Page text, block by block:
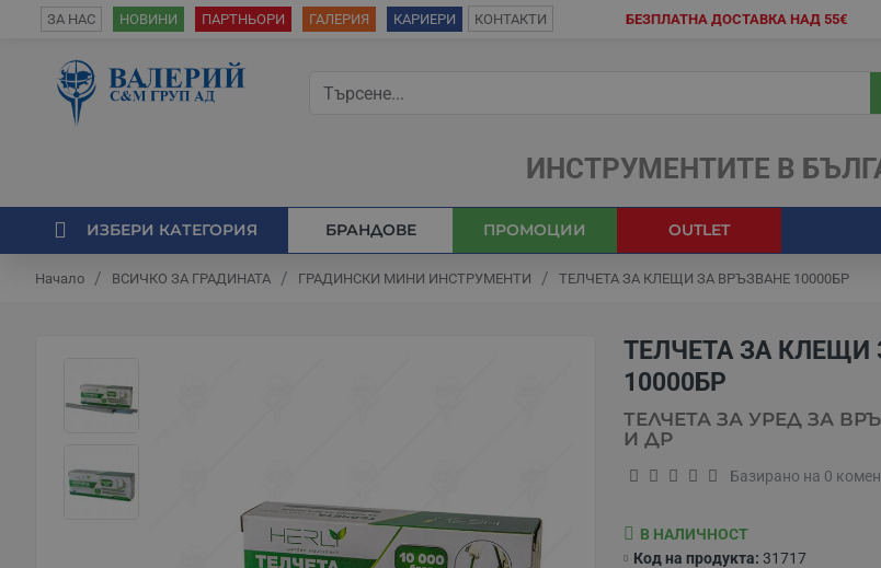
ЗА НАС НОВИНИ ПАРТНЬОРИ ГАЛЕРИЯ КАРИЕРИ КОНТАКТИ БЕЗПЛАТНА ДОСТАВКА НАД 55€
ИНСТРУМЕНТИТЕ В
ИЗБЕРИ КАТЕГОРИЯ БРАНДОВЕ ПРОМОЦИИ OUTLET
Начало ВСИЧКО ЗА ГРАДИНАТА ГРАДИНСКИ МИНИ ИНСТРУМЕНТИ ТЕЛЧЕТА ЗА КЛЕЩИ ЗА ВРЪЗВАНЕ 10000БР
ТЕЛЧЕТА ЗА КЛЕЩИ
10000БР
ТЕЛЧЕТА ЗА УРЕД ЗА
И ДР
В НАЛИЧНОСТ
Код на продукта: 31717
Базирано на 0